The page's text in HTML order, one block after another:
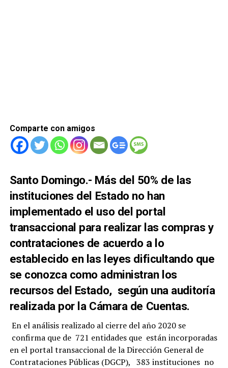
Comparte con amigos
Santo Domingo.- Más del 50% de las
instituciones del Estado no han
implementado el uso del portal
transaccional para realizar las compras y
contrataciones de acuerdo a lo
establecido en las leyes dificultando que
se conozca como administran los
recursos del Estado, según una auditoría
realizada por la Cámara de Cuentas.
En el análisis realizado al cierre del año 2020 se
confirma que de 721 entidades que están incorporadas
en el portal transaccional de la Dirección General de
Contrataciones Públicas (DGCP), 383 instituciones no